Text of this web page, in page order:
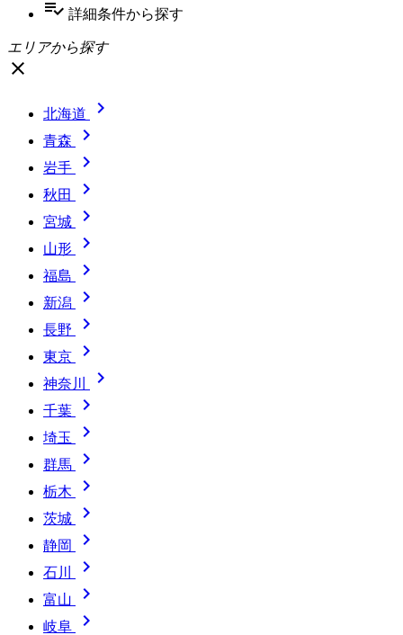
playlist_add_check 詳細条件から探す
エリアから探す
close
北海道 
青森 
岩手 
秋田 
宮城 
山形 
福島 
新潟 
長野 
東京 
神奈川 
千葉 
埼玉 
群馬 
栃木 
茨城 
静岡 
石川 
富山 
岐阜 